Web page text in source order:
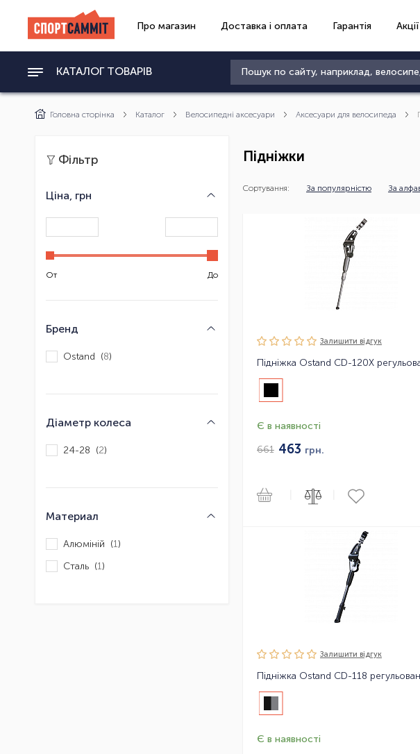
Про магазин Доставка і оплата Гарантія Акції
КАТАЛОГ ТОВАРІВ
Головна сторінка Каталог Велосипедні аксесуари Аксесуари для велосипеда
Фільтр
Ціна, грн
От До
Бренд
Ostand (8)
Діаметр колеса
24-28 (2)
Материал
Алюміній (1)
Сталь (1)
Підніжки
Сортування: За популярністю За
Залишити вiдгук
Є в наявності
661 463 грн.
Залишити вiдгук
Є в наявності